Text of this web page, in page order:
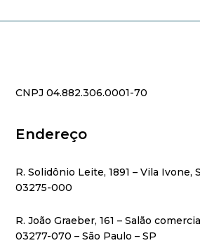
CNPJ 04.882.306.0001-70
Endereço
R. Solidônio Leite, 1891 – Vila Ivone,
03275-000
R. João Graeber, 161 – Salão
03277-070 – São Paulo – SP